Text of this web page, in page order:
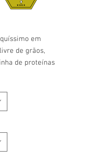
em
de grãos,
de proteínas
refeição
o sabor